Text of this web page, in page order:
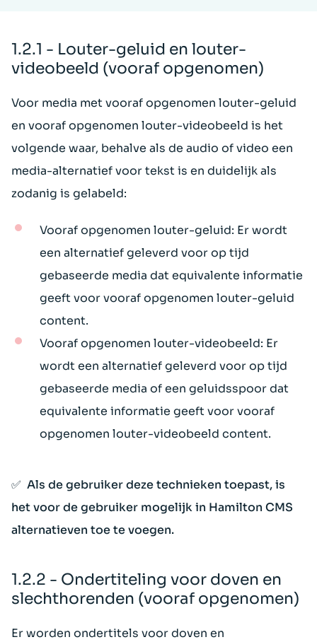
1.2.1 - Louter-geluid en louter-
videobeeld (vooraf opgenomen)
Voor media met vooraf opgenomen louter-geluid
en vooraf opgenomen louter-videobeeld is het
volgende waar, behalve als de audio of video een
media-alternatief voor tekst is en duidelijk als
zodanig is gelabeld:
Vooraf opgenomen louter-geluid: Er wordt
een alternatief geleverd voor op tijd
gebaseerde media dat equivalente informatie
geeft voor vooraf opgenomen louter-geluid
content.
Vooraf opgenomen louter-videobeeld: Er
wordt een alternatief geleverd voor op tijd
gebaseerde media of een geluidsspoor dat
equivalente informatie geeft voor vooraf
opgenomen louter-videobeeld content.
✅ Als de gebruiker deze technieken toepast, is
het voor de gebruiker mogelijk in Hamilton CMS
alternatieven toe te voegen.
1.2.2 - Ondertiteling voor doven en
slechthorenden (vooraf opgenomen)
Er worden ondertitels voor doven en